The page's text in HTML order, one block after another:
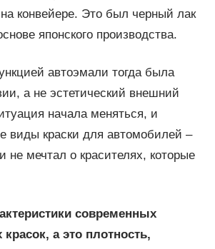
конвейере. Это был черный лак
японского производства.
автоэмали тогда была
а не эстетический внешний
начала меняться, и
виды краски для автомобилей –
не мечтал о красителях, которые
современных
а это плотность,